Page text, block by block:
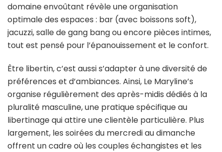
domaine envoûtant révèle une organisation
optimale des espaces : bar (avec boissons soft),
jacuzzi, salle de gang bang ou encore pièces intimes,
tout est pensé pour l’épanouissement et le confort.
Être libertin, c’est aussi s’adapter à une diversité de
préférences et d’ambiances. Ainsi, Le Maryline’s
organise régulièrement des après-midis dédiés à la
pluralité masculine, une pratique spécifique au
libertinage qui attire une clientèle particulière. Plus
largement, les soirées du mercredi au dimanche
offrent un cadre où les couples échangistes et les